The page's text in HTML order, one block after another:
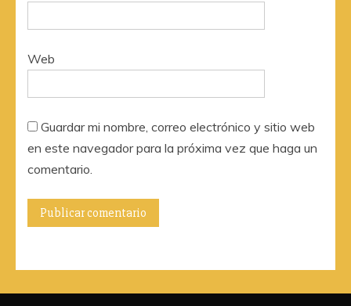
Web
Guardar mi nombre, correo electrónico y sitio web
en este navegador para la próxima vez que haga un
comentario.